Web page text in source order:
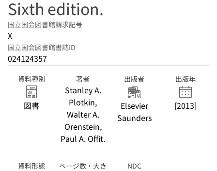
Sixth edition.
国立国会図書館請求記号
X
国立国会図書館書誌ID
024124357
資料種別
図書
著者
Stanley A.
Plotkin,
Walter A.
Orenstein,
Paul A. Offit.
出版者
Elsevier
Saunders
出版年
[2013]
資料形態
ページ数・大き
NDC